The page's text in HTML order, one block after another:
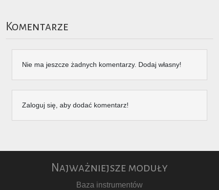
Komentarze
Nie ma jeszcze żadnych komentarzy. Dodaj własny!
Zaloguj się, aby dodać komentarz!
Najważniejsze moduły
Baza instrumentów